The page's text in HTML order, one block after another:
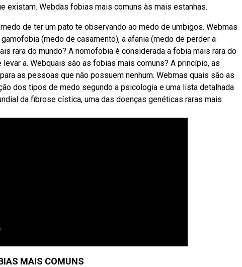
existam. Webdas fobias mais comuns às mais estanhas.
de ter um pato te observando ao medo de umbigos. Webmas
(medo de casamento), a afania (medo de perder a
rara do mundo? A nomofobia é considerada a fobia mais rara do
a. Webquais são as fobias mais comuns? A princípio, as
as pessoas que não possuem nenhum. Webmas quais são as
dos tipos de medo segundo a psicologia e uma lista detalhada
da fibrose cística, uma das doenças genéticas raras mais
MAIS COMUNS